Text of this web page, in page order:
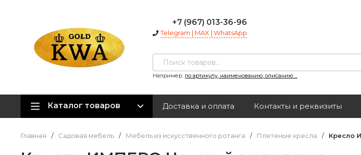
+7 (967) 013-36-96
Telegram | MAX | WhatsApp
Например: по артикулу, наименованию, описанию ...
Каталог товаров Доставка и оплата Контакты и реквизиты
Главная / Садовая мебель / Мебель из искусственного ротанга / Плетеные кресла / Кресло